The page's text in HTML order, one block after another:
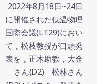
2022年8月18日~24日
に開催された低温物理
国際会議(LT29)におい
て，松枝教授が口頭発
表を，正木助教，大金
さん(D2)，松林さん